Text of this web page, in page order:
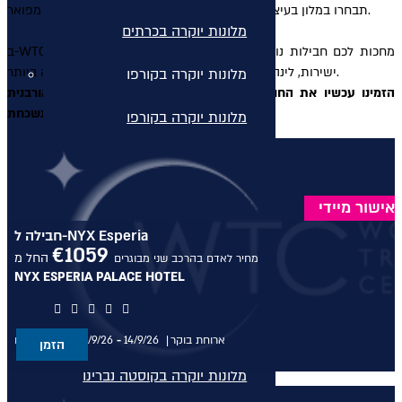
מלונות יוקרה בכרתים
מלונות יוקרה בקורפו
מלונות יוקרה בקורפו
מלונות יוקרה באתונה
מלונות יוקרה באתונה
מלונות יוקרה בקפריסין
מלונות יוקרה בקוסטה נברינו
מלונות יוקרה בקוסטה נברינו
תבחרו במלון בעיצוב עכשווי ומוקפד או במלון עם אווירת ארמון מפואר.
ב-WTC מחכות לכם חבילות נופש יוקרתיות לאתונה בחגים, כולל טיסות
ישירות, לינה במלונות נבחרים ושירות אישי ברמה הגבוהה ביותר.
הזמינו עכשיו את החופשה לאתונה בחגי תשרי ותיהנו מחוויה אורבנית
חבילה ל-NYX Esperia
החל מ €1059 מחיר לאדם בהרכב שני מבוגרים
הזמן
NYX ESPERIA PALACE HOTEL
11/9/26 -14/9/26 ארוחת בוקר
אישור מיידי